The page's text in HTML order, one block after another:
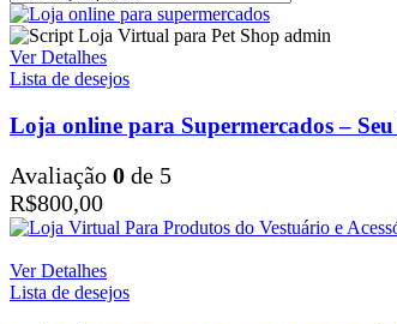
Ver Detalhes
Lista de desejos
Loja online para Supermercados –
Avaliação 0 de 5
R$800,00
Ver Detalhes
Lista de desejos